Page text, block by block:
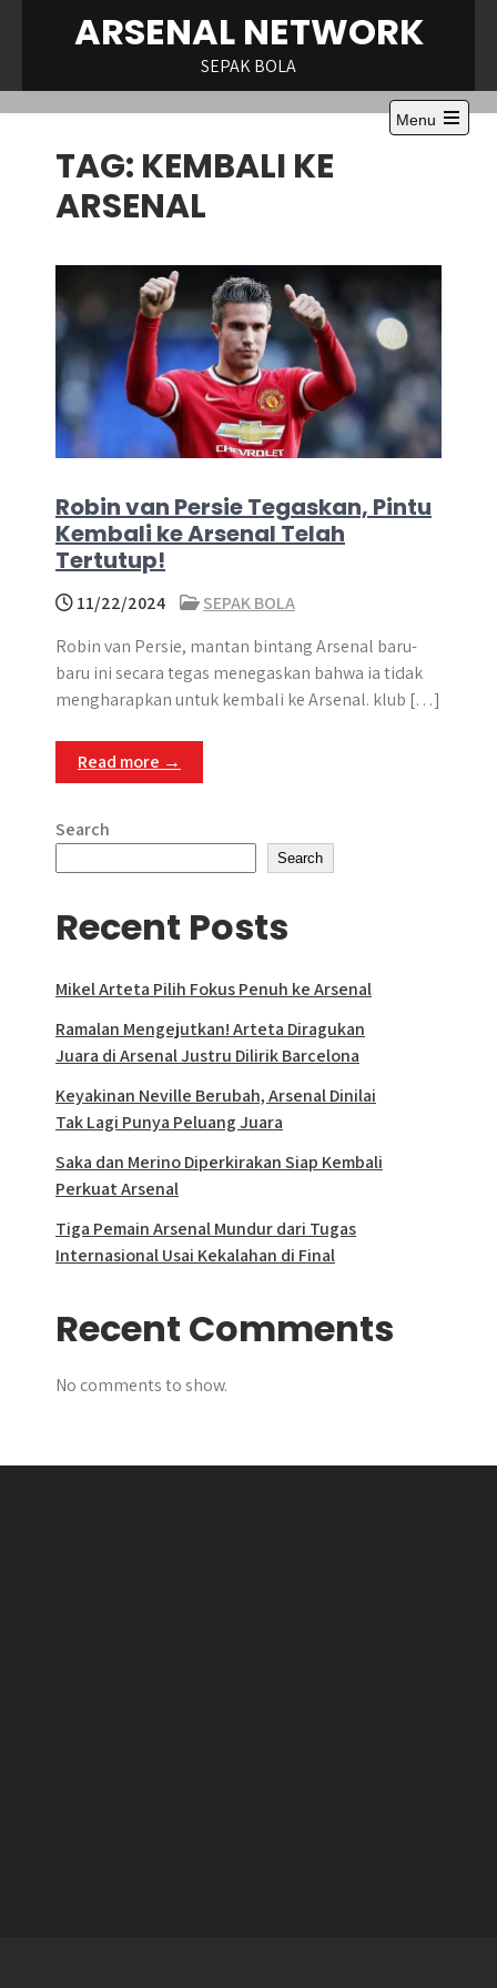
ARSENAL NETWORK
SEPAK BOLA
Menu
Open
TAG: KEMBALI KE
ARSENAL
Robin van Persie Tegaskan, Pintu
Kembali ke Arsenal Telah
Tertutup!
11/22/2024
SEPAK BOLA
Robin van Persie, mantan bintang Arsenal baru-
baru ini secara tegas menegaskan bahwa ia tidak
mengharapkan untuk kembali ke Arsenal. klub […]
Read more →
Search
Search
Recent Posts
Mikel Arteta Pilih Fokus Penuh ke Arsenal
Ramalan Mengejutkan! Arteta Diragukan
Juara di Arsenal Justru Dilirik Barcelona
Keyakinan Neville Berubah, Arsenal Dinilai
Tak Lagi Punya Peluang Juara
Saka dan Merino Diperkirakan Siap Kembali
Perkuat Arsenal
Tiga Pemain Arsenal Mundur dari Tugas
Internasional Usai Kekalahan di Final
Recent Comments
No comments to show.